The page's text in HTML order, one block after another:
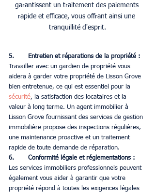
garantissent un traitement des paiements
rapide et efficace, vous offrant ainsi une
tranquillité d'esprit.
5. 	Entretien et réparations de la propriété :
Travailler avec un gardien de propriété vous
aidera à garder votre propriété de Lisson Grove
bien entretenue, ce qui est essentiel pour la
sécurité, la satisfaction des locataires et la
valeur à long terme. Un agent immobilier à
Lisson Grove fournissant des services de gestion
immobilière propose des inspections régulières,
une maintenance proactive et un traitement
rapide de toute demande de réparation.
6. 	Conformité légale et réglementations :
Les services immobiliers professionnels peuvent
également vous aider à garantir que votre
propriété répond à toutes les exigences légales